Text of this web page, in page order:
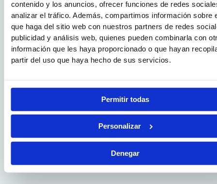
contenido y los anuncios, ofrecer funciones de redes
analizar el tráfico. Además, compartimos información sobre
que haga del sitio web con nuestros partners de redes
publicidad y análisis web, quienes pueden combinarla con
información que les haya proporcionado o que hayan
partir del uso que haya hecho de sus servicios.
Permitir todas
Personalizar
Denegar
aparece como epígrafe dentro de un bloque (por
ejemplo, materiales y seguridad dentro de
intervención).
Cómo te ayudamos en Voy a ser
perder meses)
trabajamos con una idea muy
clara:tu preparación debe adaptarse a tu
convocatoria, no al revés.
Por eso, además de una
entrenamiento físico y el trabajo específico de
pruebas que aparecen en muchos procesos (test,
supuestos, psicotécnicos, etc.).